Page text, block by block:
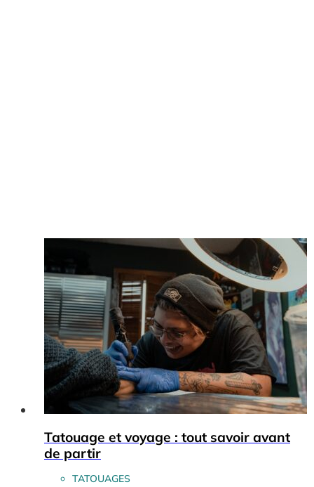
Tatouage et voyage : tout savoir avant
de partir
TATOUAGES